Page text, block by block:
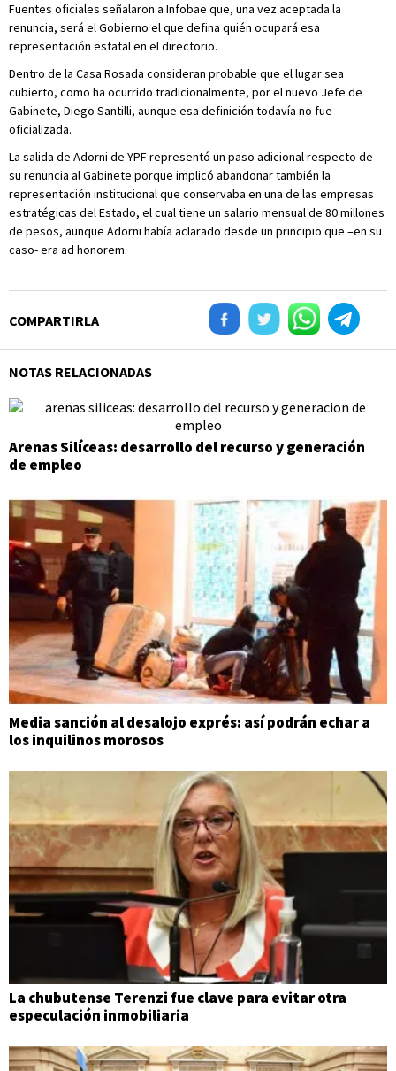
Fuentes oficiales señalaron a Infobae que, una vez aceptada la
renuncia, será el Gobierno el que defina quién ocupará esa
representación estatal en el directorio.
Dentro de la Casa Rosada consideran probable que el lugar sea
cubierto, como ha ocurrido tradicionalmente, por el nuevo Jefe de
Gabinete, Diego Santilli, aunque esa definición todavía no fue
oficializada.
La salida de Adorni de YPF representó un paso adicional respecto de
su renuncia al Gabinete porque implicó abandonar también la
representación institucional que conservaba en una de las empresas
estratégicas del Estado, el cual tiene un salario mensual de 80 millones
de pesos, aunque Adorni había aclarado desde un principio que –en su
caso- era ad honorem.
COMPARTIRLA
NOTAS RELACIONADAS
Arenas Silíceas: desarrollo del recurso y generación
de empleo
Media sanción al desalojo exprés: así podrán echar a
los inquilinos morosos
La chubutense Terenzi fue clave para evitar otra
especulación inmobiliaria